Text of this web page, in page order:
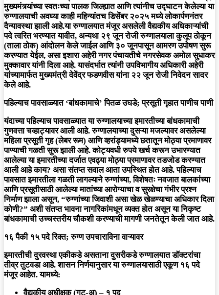
मुख्यमंत्र्यांच्या स्वतःच्या पालक जिल्ह्यात आणि त्यांनीच उद्घाटन केलेल्या या
रुग्णालयाची अवघ्या काही महिन्यांतच डिसेंबर २०२५ मध्ये लोकार्पणनंतर
दैन्यावस्था झाली आहे.या रुग्णालयात मंजूर असलेली वैद्यकीय अधिकाऱ्यांची
पदे त्वरित भरण्यात यावीत, अन्यथा २९ जून रोजी रुग्णालयाला कुलूप ठोकून
(ताला ठोक) आंदोलन केले जाईल आणि ३० जूनपासून आमरण उपोषण सुरू
करण्यात येईल, असा इशारा अहेरी नगर पंचायतीचे नगरसेवक अमोल सुधाकर
मुक्कावार यांनी दिला आहे. यासंदर्भात त्यांनी उपविभागीय अधिकारी अहेरी
यांच्यामार्फत मुख्यमंत्री देवेंद्र फडणवीस यांना २२ जून रोजी निवेदन सादर
केले आहे.
पहिल्याच पावसाळ्यात ‘बांधकामाचे’ पितळ उघडे; प्रसूती गृहात पाणीच पाणी
यंदाच्या पहिल्याच पावसाळ्यात या रुग्णालयाच्या इमारतीच्या बांधकामाची
गुणवत्ता चव्हाट्यावर आली आहे. रुग्णालयाच्या दुसऱ्या मजल्यावर असलेल्या
महिला प्रसूती गृह (लेबर रूम) आणि व्हरांड्यामध्ये छतातून मोठ्या प्रमाणावर
पाण्याची गळती सुरू झाली आहे. कोट्यवधी रुपये खर्च करून उभारण्यात
आलेल्या या इमारतीच्या दर्जात एवढ्या मोठ्या प्रमाणावर तडजोड करण्यात
आली आहे काय? असा संतप्त सवाल आता उपस्थित होत आहे. पहिल्याच
पावसात इमारतीला गळती लागल्याने रुग्णांच्या, विशेषतः नवजात बालकांच्या
आणि प्रसूतीसाठी आलेल्या मातांच्या आरोग्याचा व सुरक्षेचा गंभीर प्रश्न
निर्माण झाला असून, “रुग्णांच्या जिवाशी असा खेळ खेळण्याचा अधिकार दिला
कोणी?” अशी संतप्त भावना नागरिकांमधून व्यक्त होत असून या निकृष्ट
बांधकामाची उच्चस्तरीय चौकशी करण्याची मागणी जनतेतून केली जात आहे.
१६ पैकी १५ पदे रिक्त; रुग्ण उपचाराविना वाऱ्यावर
इमारतीची दुरवस्था एकीकडे असताना दुसरीकडे रुग्णालयात डॉक्टरांचा
तीव्र तुटवडा आहे. शासन निर्णयानुसार या रुग्णालयासाठी एकूण १६ पदे
मंजूर आहेत. यामध्ये:
वैद्यकीय अधीक्षक (गट-अ) – १ पद